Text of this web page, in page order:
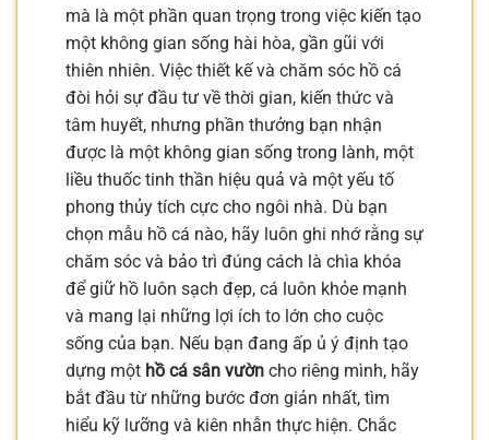
mà là một phần quan trọng trong việc kiến tạo
một không gian sống hài hòa, gần gũi với
thiên nhiên. Việc thiết kế và chăm sóc hồ cá
đòi hỏi sự đầu tư về thời gian, kiến thức và
tâm huyết, nhưng phần thưởng bạn nhận
được là một không gian sống trong lành, một
liều thuốc tinh thần hiệu quả và một yếu tố
phong thủy tích cực cho ngôi nhà. Dù bạn
chọn mẫu hồ cá nào, hãy luôn ghi nhớ rằng sự
chăm sóc và bảo trì đúng cách là chìa khóa
để giữ hồ luôn sạch đẹp, cá luôn khỏe mạnh
và mang lại những lợi ích to lớn cho cuộc
sống của bạn. Nếu bạn đang ấp ủ ý định tạo
dựng một hồ cá sân vườn cho riêng mình, hãy
bắt đầu từ những bước đơn giản nhất, tìm
hiểu kỹ lưỡng và kiên nhẫn thực hiện. Chắc